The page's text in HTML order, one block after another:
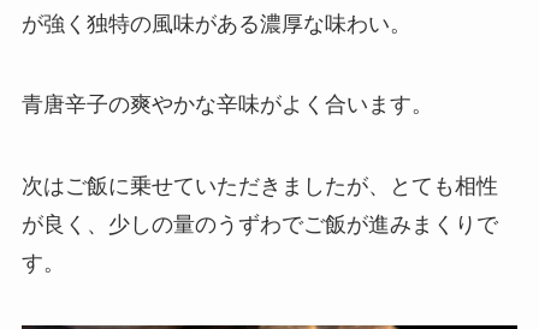
が強く独特の風味がある濃厚な味わい。
青唐辛子の爽やかな辛味がよく合います。
次はご飯に乗せていただきましたが、とても相性
が良く、少しの量のうずわでご飯が進みまくりで
す。